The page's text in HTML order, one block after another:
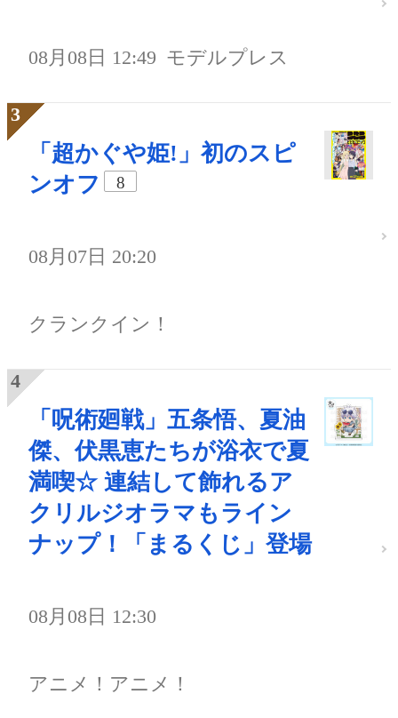
08月08日 12:49 モデルプレス
「超かぐや姫!」初のスピ
ンオフ
8
08月07日 20:20
クランクイン！
「呪術廻戦」五条悟、夏油
傑、伏黒恵たちが浴衣で夏
満喫☆ 連結して飾れるア
クリルジオラマもライン
ナップ！「まるくじ」登場
08月08日 12:30
アニメ！アニメ！